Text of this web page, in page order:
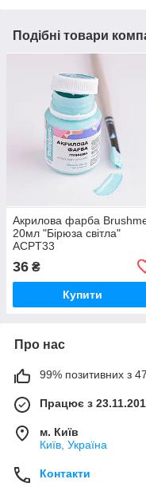
Подібні товари
Акрилова фарба
20мл "Бірюза світла"
ACPT33
36 ₴
Купити
Про нас
99% позитивних з
Працює з
м. Київ
Київ, Україна
Контакти